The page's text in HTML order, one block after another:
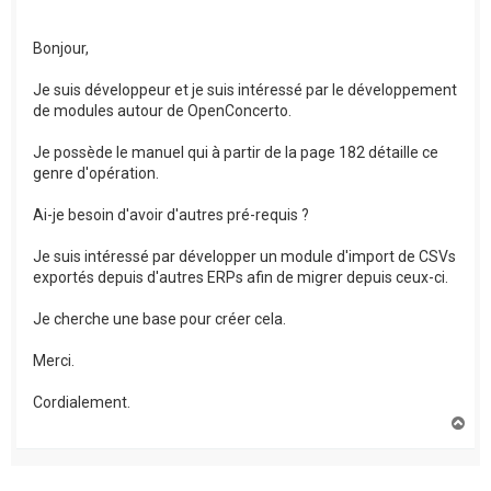
Bonjour,
Je suis développeur et je suis intéressé par le développement
de modules autour de OpenConcerto.
Je possède le manuel qui à partir de la page 182 détaille ce
genre d'opération.
Ai-je besoin d'avoir d'autres pré-requis ?
Je suis intéressé par développer un module d'import de CSVs
exportés depuis d'autres ERPs afin de migrer depuis ceux-ci.
Je cherche une base pour créer cela.
Merci.
Cordialement.